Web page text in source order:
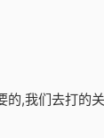
,我们去打的